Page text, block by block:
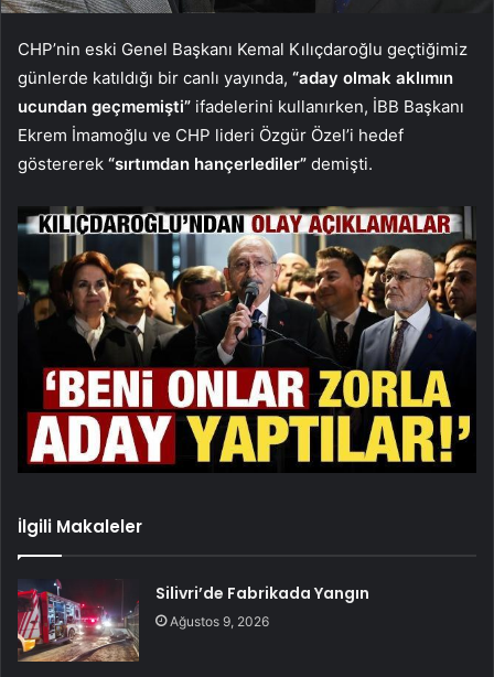
CHP’nin eski Genel Başkanı Kemal Kılıçdaroğlu geçtiğimiz
günlerde katıldığı bir canlı yayında, “aday olmak aklımın
ucundan geçmemişti” ifadelerini kullanırken, İBB Başkanı
Ekrem İmamoğlu ve CHP lideri Özgür Özel’i hedef
göstererek “sırtımdan hançerlediler” demişti.
İlgili Makaleler
Silivri’de Fabrikada Yangın
Ağustos 9, 2026